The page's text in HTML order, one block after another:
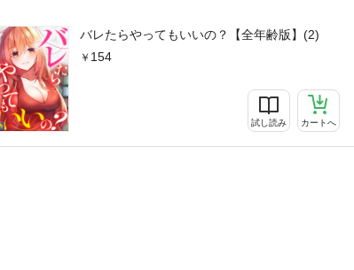
バレたらやってもいいの？【全年齢版】(2)
154
試し読み カートへ